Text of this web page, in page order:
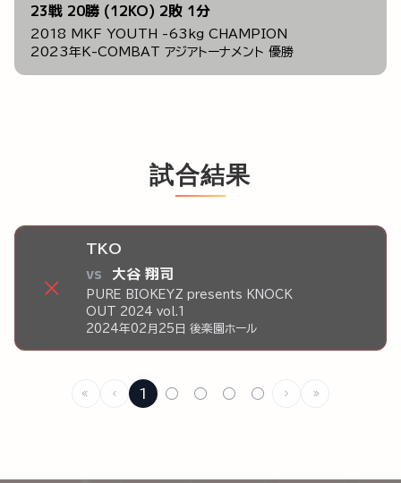
23戦 20勝 (12KO) 2敗 1分
2018 MKF YOUTH -63kg CHAMPION
2023年K-COMBAT アジアトーナメント 優勝
試合結果
×
TKO
vs 大谷 翔司
PURE BIOKEYZ presents KNOCK
OUT 2024 vol.1
2024年02月25日 後楽園ホール
1 ○ ○ ○ ○